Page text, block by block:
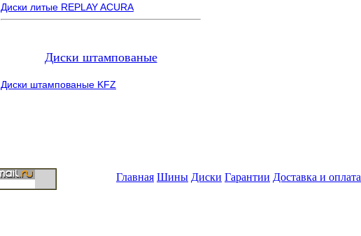
Диски литые REPLAY ACURA
Диски штампованые
Диски штампованые KFZ
Главная Шины Диски Гарантии Доставка и оплата